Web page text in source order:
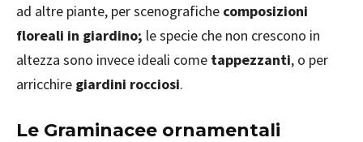
ad altre piante, per scenografiche composizioni
floreali in giardino; le specie che non crescono in
altezza sono invece ideali come tappezzanti, o per
arricchire giardini rocciosi.
Le Graminacee ornamentali